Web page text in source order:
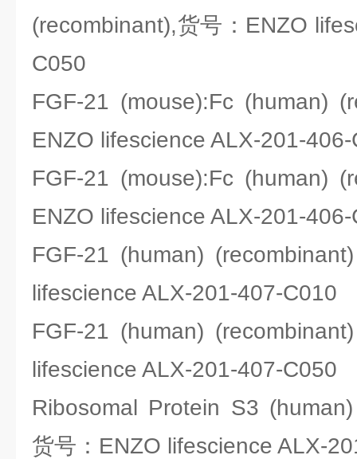
(recombinant),货号：ENZO
C050
FGF-21 (mouse):Fc (human)
ENZO lifescience ALX-201-
FGF-21 (mouse):Fc (human)
ENZO lifescience ALX-201-
FGF-21 (human)
lifescience ALX-201-407-C010
FGF-21 (human)
lifescience ALX-201-407-C050
Ribosomal Protein S3
货号：ENZO lifescience ALX-